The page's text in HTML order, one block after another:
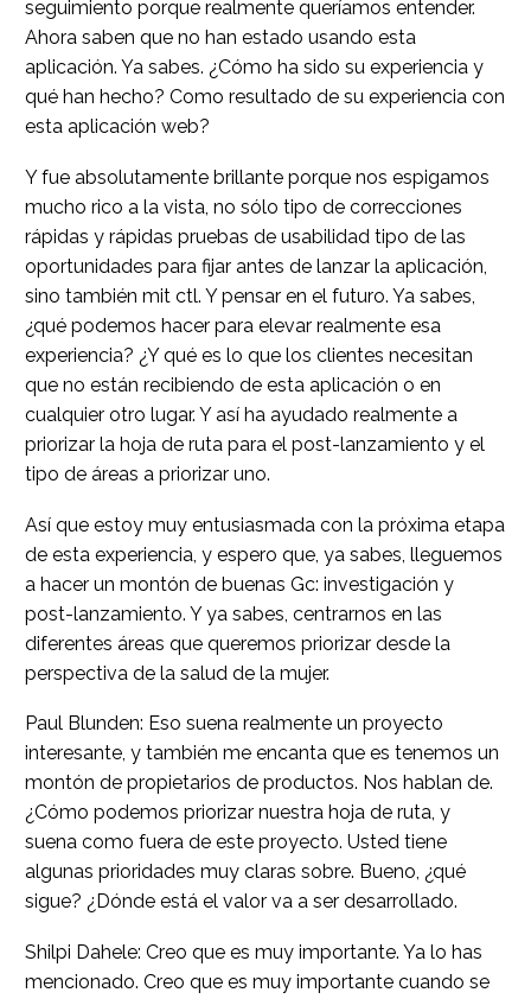
seguimiento porque realmente queríamos entender.
Ahora saben que no han estado usando esta
aplicación. Ya sabes. ¿Cómo ha sido su experiencia y
qué han hecho? Como resultado de su experiencia con
esta aplicación web?
Y fue absolutamente brillante porque nos espigamos
mucho rico a la vista, no sólo tipo de correcciones
rápidas y rápidas pruebas de usabilidad tipo de las
oportunidades para fijar antes de lanzar la aplicación,
sino también mit ctl. Y pensar en el futuro. Ya sabes,
¿qué podemos hacer para elevar realmente esa
experiencia? ¿Y qué es lo que los clientes necesitan
que no están recibiendo de esta aplicación o en
cualquier otro lugar. Y así ha ayudado realmente a
priorizar la hoja de ruta para el post-lanzamiento y el
tipo de áreas a priorizar uno.
Así que estoy muy entusiasmada con la próxima etapa
de esta experiencia, y espero que, ya sabes, lleguemos
a hacer un montón de buenas Gc: investigación y
post-lanzamiento. Y ya sabes, centrarnos en las
diferentes áreas que queremos priorizar desde la
perspectiva de la salud de la mujer.
Paul Blunden: Eso suena realmente un proyecto
interesante, y también me encanta que es tenemos un
montón de propietarios de productos. Nos hablan de.
¿Cómo podemos priorizar nuestra hoja de ruta, y
suena como fuera de este proyecto. Usted tiene
algunas prioridades muy claras sobre. Bueno, ¿qué
sigue? ¿Dónde está el valor va a ser desarrollado.
Shilpi Dahele: Creo que es muy importante. Ya lo has
mencionado. Creo que es muy importante cuando se